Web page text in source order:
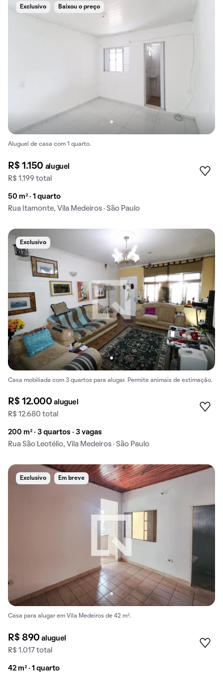
Exclusivo Baixou o preço
Aluguel de casa com 1 quarto.
R$ 1.150 aluguel
R$ 1.199 total
50 m² · 1 quarto
Rua Itamonte, Vila Medeiros · São Paulo
Exclusivo
Casa mobiliada com 3 quartos para alugar. Permite animais de estimação.
R$ 12.000aluguel
R$ 12.680 total
200 m² · 3 quartos · 3 vagas
Rua São Leotélio, Vila Medeiros · São Paulo
Exclusivo Em breve
Casa para alugar em Vila Medeiros de 42 m².
R$ 890aluguel
R$ 1.017 total
42 m² · 1 quarto